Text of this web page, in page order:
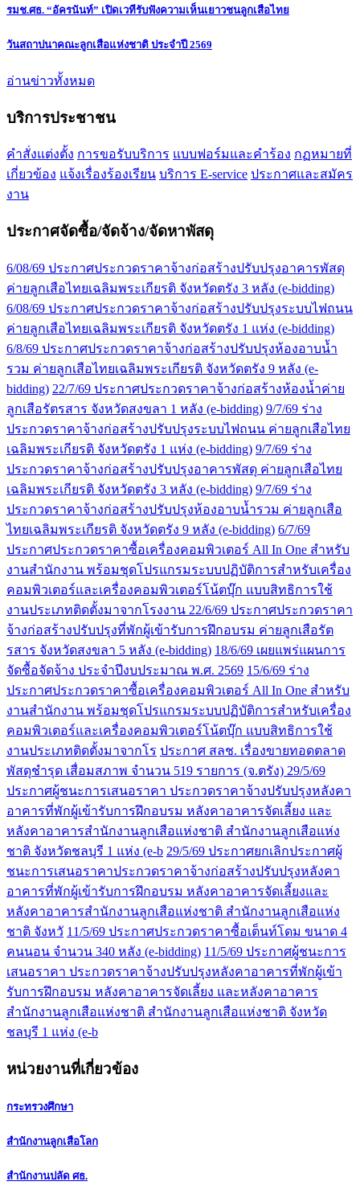
รมช.ศธ. “อัครนันท์” เปิดเวทีรับฟังความเห็นเยาวชนลูกเสือไทย
วันสถาปนาคณะลูกเสือแห่งชาติ ประจำปี 2569
อ่านข่าวทั้งหมด
บริการประชาชน
คำสั่งแต่งตั้ง การขอรับบริการ แบบฟอร์มและคำร้อง กฏหมายที่
เกี่ยวข้อง แจ้งเรื่องร้องเรียน บริการ E-service ประกาศและสมัคร
งาน
ประกาศจัดซื้อ/จัดจ้าง/จัดหาพัสดุ
6/08/69 ประกาศประกวดราคาจ้างก่อสร้างปรับปรุงอาคารพัสดุ
ค่ายลูกเสือไทยเฉลิมพระเกียรติ จังหวัดตรัง 3 หลัง (e-bidding)
6/08/69 ประกาศประกวดราคาจ้างก่อสร้างปรับปรุงระบบไฟถนน
ค่ายลูกเสือไทยเฉลิมพระเกียรติ จังหวัดตรัง 1 แห่ง (e-bidding)
6/8/69 ประกาศประกวดราคาจ้างก่อสร้างปรับปรุงห้องอาบน้ำ
รวม ค่ายลูกเสือไทยเฉลิมพระเกียรติ จังหวัดตรัง 9 หลัง (e-
bidding) 22/7/69 ประกาศประกวดราคาจ้างก่อสร้างห้องน้ำค่าย
ลูกเสือรัตรสาร จังหวัดสงขลา 1 หลัง (e-bidding) 9/7/69 ร่าง
ประกวดราคาจ้างก่อสร้างปรับปรุงระบบไฟถนน ค่ายลูกเสือไทย
เฉลิมพระเกียรติ จังหวัดตรัง 1 แห่ง (e-bidding) 9/7/69 ร่าง
ประกวดราคาจ้างก่อสร้างปรับปรุงอาคารพัสดุ ค่ายลูกเสือไทย
เฉลิมพระเกียรติ จังหวัดตรัง 3 หลัง (e-bidding) 9/7/69 ร่าง
ประกวดราคาจ้างก่อสร้างปรับปรุงห้องอาบน้ำรวม ค่ายลูกเสือ
ไทยเฉลิมพระเกียรติ จังหวัดตรัง 9 หลัง (e-bidding) 6/7/69
ประกาศประกวดราคาซื้อเครื่องคอมพิวเตอร์ All In One สำหรับ
งานสำนักงาน พร้อมชุดโปรแกรมระบบปฏิบัติการสำหรับเครื่อง
คอมพิวเตอร์และเครื่องคอมพิวเตอร์โน้ตบุ๊ก แบบสิทธิการใช้
งานประเภทติดตั้งมาจากโรงงาน 22/6/69 ประกาศประกวดราคา
จ้างก่อสร้างปรับปรุงที่พักผู้เข้ารับการฝึกอบรม ค่ายลูกเสือรัต
รสาร จังหวัดสงขลา 5 หลัง (e-bidding) 18/6/69 เผยแพร่แผนการ
จัดซื้อจัดจ้าง ประจำปีงบประมาณ พ.ศ. 2569 15/6/69 ร่าง
ประกาศประกวดราคาซื้อเครื่องคอมพิวเตอร์ All In One สำหรับ
งานสำนักงาน พร้อมชุดโปรแกรมระบบปฏิบัติการสำหรับเครื่อง
คอมพิวเตอร์และเครื่องคอมพิวเตอร์โน้ตบุ๊ก แบบสิทธิการใช้
งานประเภทติดตั้งมาจากโร ประกาศ สลช. เรื่องขายทอดตลาด
พัสดุชำรุด เสื่อมสภาพ จำนวน 519 รายการ (จ.ตรัง) 29/5/69
ประกาศผู้ชนะการเสนอราคา ประกวดราคาจ้างปรับปรุงหลังคา
อาคารที่พักผู้เข้ารับการฝึกอบรม หลังคาอาคารจัดเลี้ยง และ
หลังคาอาคารสำนักงานลูกเสือแห่งชาติ สำนักงานลูกเสือแห่ง
ชาติ จังหวัดชลบุรี 1 แห่ง (e-b 29/5/69 ประกาศยกเลิกประกาศผู้
ชนะการเสนอราคาประกวดราคาจ้างก่อสร้างปรับปรุงหลังคา
อาคารที่พักผู้เข้ารับการฝึกอบรม หลังคาอาคารจัดเลี้ยงและ
หลังคาอาคารสำนักงานลูกเสือแห่งชาติ สำนักงานลูกเสือแห่ง
ชาติ จังหวั 11/5/69 ประกาศประกวดราคาซื้อเต็นท์โดม ขนาด 4
คนนอน จำนวน 340 หลัง (e-bidding) 11/5/69 ประกาศผู้ชนะการ
เสนอราคา ประกวดราคาจ้างปรับปรุงหลังคาอาคารที่พักผู้เข้า
รับการฝึกอบรม หลังคาอาคารจัดเลี้ยง และหลังคาอาคาร
สำนักงานลูกเสือแห่งชาติ สำนักงานลูกเสือแห่งชาติ จังหวัด
ชลบุรี 1 แห่ง (e-b
หน่วยงานที่เกี่ยวข้อง
กระทรวงศึกษา
สำนักงานลูกเสือโลก
สำนักงานปลัด ศธ.